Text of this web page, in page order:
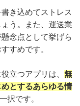
き込めてストレス
う。また、運送業
念点として挙げら
すめです。
立つアプリは、 無
とするあらゆる情
一択です。